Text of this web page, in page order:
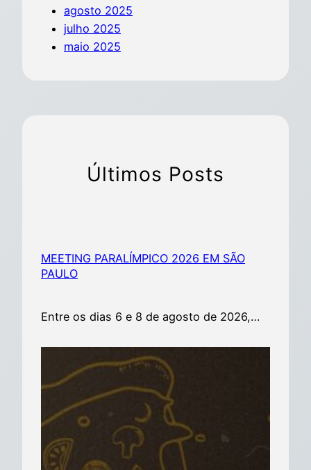
agosto 2025
julho 2025
maio 2025
Últimos Posts
MEETING PARALÍMPICO 2026 EM SÃO
PAULO
Entre os dias 6 e 8 de agosto de 2026,…